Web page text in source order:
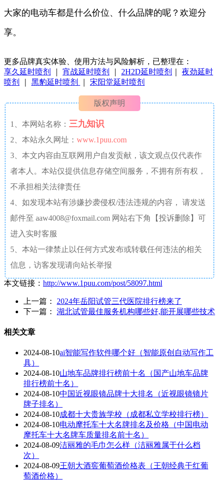
大家的电动车都是什么价位、什么品牌的呢？欢迎分
享。
更多品牌真实体验、使用方法与风险解析，已整理在：
享久延时喷剂
宵战延时喷剂 2H2D延时喷剂
夜劲延时
喷剂
黑豹延时喷剂 宋阳堂延时喷剂
版权声明
1、本网站名称： 三九知识
2、本站永久网址： www.1puu.com
3、本文内容由互联网用户自发贡献，该文观点仅代表作
者本人。本站仅提供信息存储空间服务，不拥有所有权，
不承担相关法律责任
4、如发现本站有涉嫌抄袭侵权/违法违规的内容， 请发送
邮件至 aaw4008@foxmail.com 网站右下角【投诉删除】可
进入实时客服
5、本站一律禁止以任何方式发布或转载任何违法的相关
信息，访客发现请向站长举报
本文链接： http://www.1puu.com/post/58097.html
上一篇： 2024年岳阳试管三代医院排行榜来了
下一篇： 湖北试管最佳服务机构哪些好,能开展哪些技术
相关文章
2024-08-10ai智能写作软件哪个好（智能原创自动写作工
具）
2024-08-10山地车品牌排行榜前十名（国产山地车品牌
排行榜前十名）
2024-08-10中国近视眼镜品牌十大排名（近视眼镜镜片
牌子排名）
2024-08-10成都十大贵族学校（成都私立学校排行榜）
2024-08-10电动摩托车十大名牌排名及价格（中国电动
摩托车十大名牌车质量排名前十名）
2024-08-09洁丽雅的毛巾怎么样（洁丽雅属于什么档
次）
2024-08-09王朝大酒窖葡萄酒价格表（王朝经典干红葡
萄酒价格）